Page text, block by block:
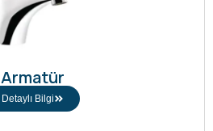
Armatür
Detaylı Bilgi